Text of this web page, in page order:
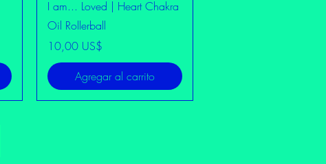
Vista rápida
I am... Loved | Heart Chakra
Oil Rollerball
Precio
10,00 US$
Agregar al carrito